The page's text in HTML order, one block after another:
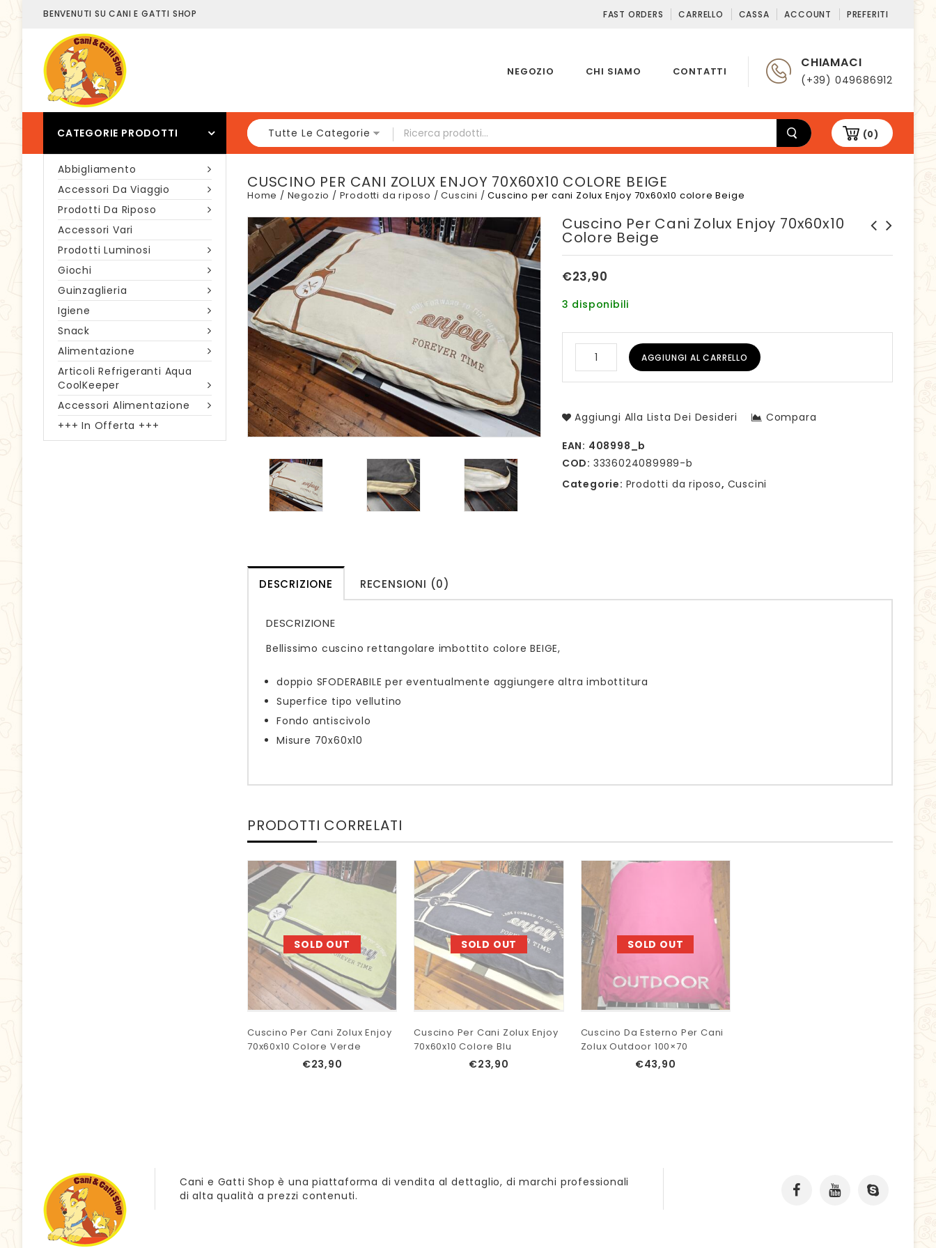
BENVENUTI SU CANI E GATTI SHOP FAST ORDERS CARRELLO CASSA ACCOUNT PREFERITI
CHIAMACI
(+39) 049686912
NEGOZIO CHI SIAMO CONTATTI
CATEGORIE PRODOTTI Tutte Le Categorie (0)
Abbigliamento
Accessori Da Viaggio
Prodotti Da Riposo
Accessori Vari
Prodotti Luminosi
Giochi
Guinzaglieria
Igiene
Snack
Alimentazione
Articoli Refrigeranti Aqua
CoolKeeper
Accessori Alimentazione
+++ In Offerta +++
CUSCINO PER CANI ZOLUX ENJOY 70X60X10 COLORE BEIGE
Home / Negozio / Prodotti da riposo /Cuscini /Cuscino per cani Zolux Enjoy 70x60x10 colore Beige
Cuscino Per Cani Zolux Enjoy 70x60x10
Colore Beige
€23,90
3 disponibili
AGGIUNGI AL CARRELLO
Aggiungi Alla Lista Dei Desideri Compara
EAN: 408998_b
COD: 3336024089989-b
Categorie: Prodotti da riposo, Cuscini
DESCRIZIONE RECENSIONI (0)
DESCRIZIONE
Bellissimo cuscino rettangolare imbottito colore BEIGE,
doppio SFODERABILE per eventualmente aggiungere altra imbottitura
Superfice tipo vellutino
Fondo antiscivolo
Misure 70x60x10
PRODOTTI CORRELATI
SOLD OUT
Cuscino Per Cani Zolux Enjoy
70x60x10 Colore Verde
€23,90
SOLD OUT
Cuscino Per Cani Zolux Enjoy
70x60x10 Colore Blu
€23,90
SOLD OUT
Cuscino Da Esterno Per Cani
Zolux Outdoor 100×70
€43,90
Cani e Gatti Shop è una piattaforma di vendita al dettaglio, di marchi professionali
di alta qualità a prezzi contenuti.